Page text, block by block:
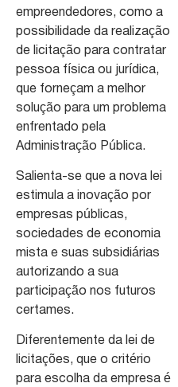
empreendedores, como a
possibilidade da realização
de licitação para contratar
pessoa física ou jurídica,
que forneçam a melhor
solução para um problema
enfrentado pela
Administração Pública.
Salienta-se que a nova lei
estimula a inovação por
empresas públicas,
sociedades de economia
mista e suas subsidiárias
autorizando a sua
participação nos futuros
certames.
Diferentemente da lei de
licitações, que o critério
para escolha da empresa é